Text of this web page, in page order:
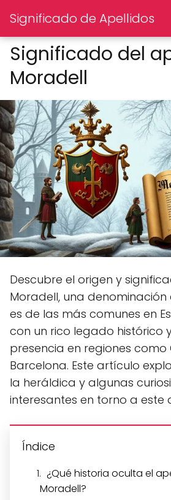
Significado de Apellidos
Significado del
Moradell
Descubre el origen y
Moradell, una denominación
es de las más comunes en
con un rico legado histórico
presencia en regiones como
Barcelona. Este artículo
la heráldica y algunas
interesantes en torno a este
Índice
¿Qué historia oculta el
Moradell?